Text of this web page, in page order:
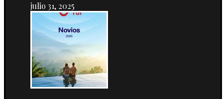
julio 31, 2025